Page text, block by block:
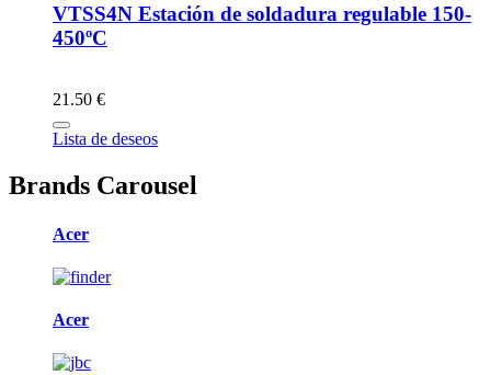
VTSS4N Estación de soldadura regulable 150-
450ºC
21.50 €
Lista de deseos
Brands Carousel
Acer
Acer